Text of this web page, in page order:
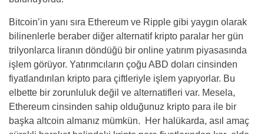
Bitcoin’in yanı sıra Ethereum ve Ripple gibi yaygın olarak
bilinenlerle beraber diğer alternatif kripto paralar her gün
trilyonlarca liranın döndüğü bir online yatırım piyasasında
işlem görüyor. Yatırımcıların çoğu ABD doları cinsinden
fiyatlandırılan kripto para çiftleriyle işlem yapıyorlar. Bu
elbette bir zorunluluk değil ve alternatifleri var. Mesela,
Ethereum cinsinden sahip olduğunuz kripto para ile bir
başka altcoin almanız mümkün. Her halükarda, asıl amaç